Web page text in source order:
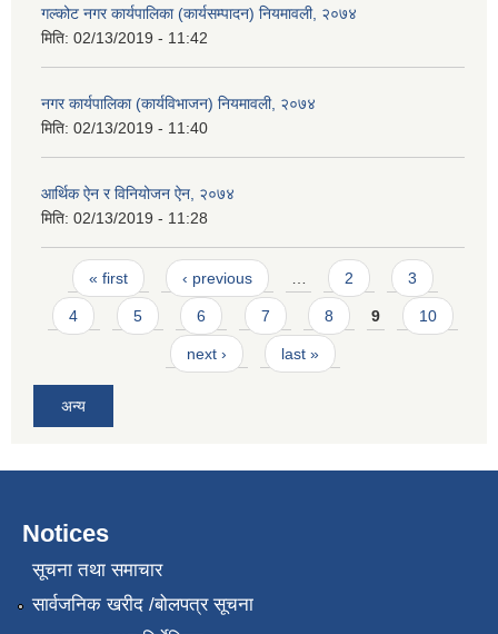
गल्कोट नगर कार्यपालिका (कार्यसम्पादन) नियमावली, २०७४
मिति: 02/13/2019 - 11:42
नगर कार्यपालिका (कार्यविभाजन) नियमावली, २०७४
मिति: 02/13/2019 - 11:40
आर्थिक ऐन र विनियोजन ऐन, २०७४
मिति: 02/13/2019 - 11:28
Pages
« first ‹ previous 2 3
4 5 6 7 8 9 10
next › last »
अन्य
Notices
सूचना तथा समाचार
सार्वजनिक खरीद /बोलपत्र सूचना